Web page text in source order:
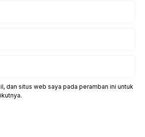
dan situs web saya pada peramban ini untuk